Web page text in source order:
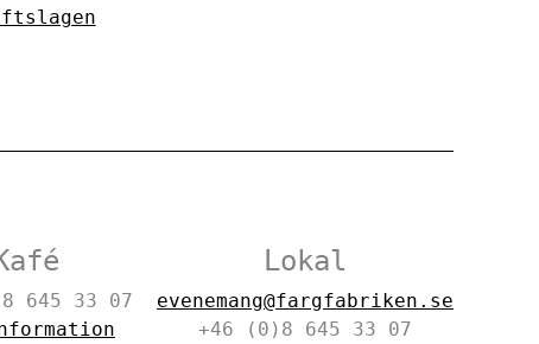
645 33 07
Lokal
evenemang@fargfabriken.se
+46 (0)8 645 33 07